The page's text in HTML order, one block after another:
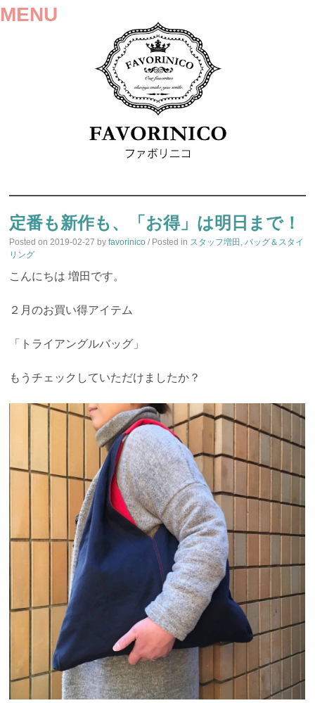
MENU
TO
CONTENT
定番も新作も、「お得」は明日まで！
Posted on2019-02-27 byfavorinico / Posted in スタッフ増田 ,バッグ＆スタイ
リング
こんにちは 増田です。
２月のお買い得アイテム
「トライアングルバッグ」
もうチェックしていただけましたか？